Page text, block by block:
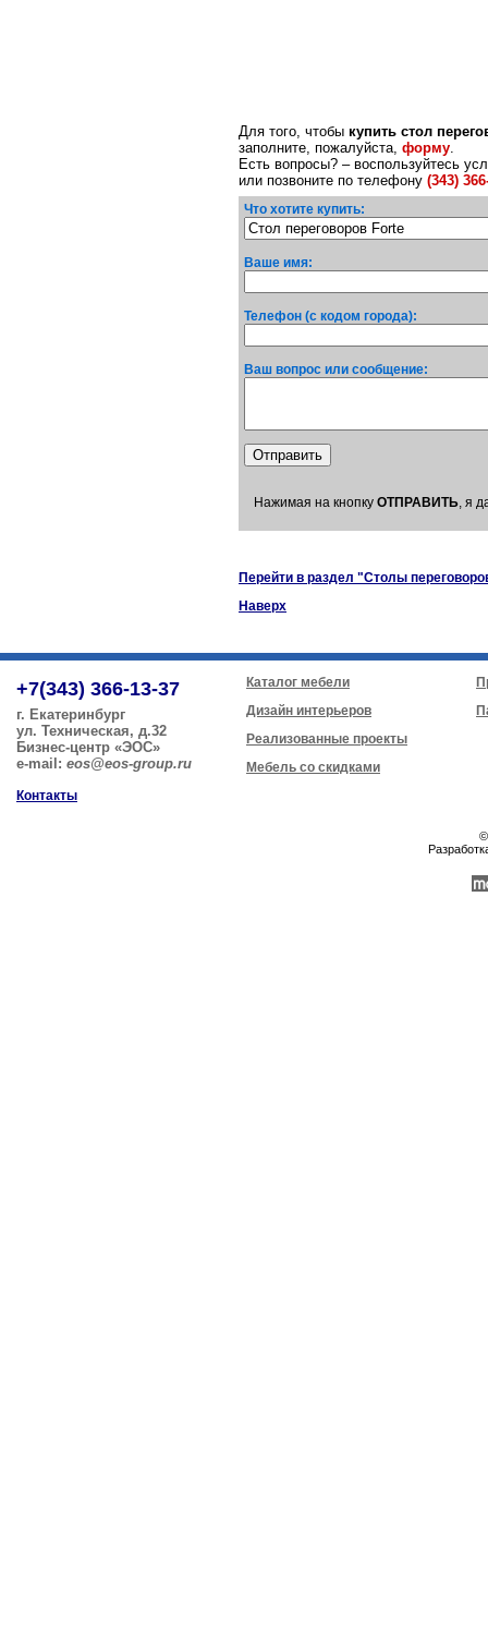
Для того, чтобы купить стол
заполните, пожалуйста, форму.
Есть вопросы? – воспользуйтесь
или позвоните по телефону (343)
Что хотите купить:
Ваше имя:
Телефон (с кодом города):
Ваш вопрос или сообщение:
Нажимая на кнопку ОТПРАВИТЬ, я
Перейти в раздел "Столы
Наверх
+7(343) 366-13-37
г. Екатеринбург
ул. Техническая, д.32
Бизнес-центр «ЭОС»
e-mail: eos@eos-group.ru
Контакты
Каталог мебели
Дизайн интерьеров
Реализованные проекты
Мебель со скидками
©